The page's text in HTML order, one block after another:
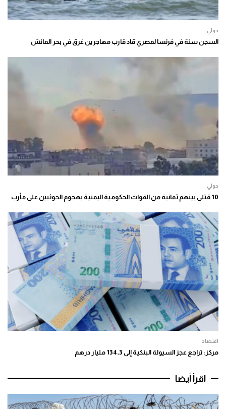
دولي
السجن سنة في فرنسا لمصري قاد قارب مهاجرين غرق في بحر المانش
دولي
10 قتلى بينهم ثمانية من القوات الحكومية اليمنية بهجوم الحوثيين على مأرب
اقتصاد
مركز: تراجع عجز السيولة البنكية إلى 134,3 مليار درهم
اقرأ أيضا